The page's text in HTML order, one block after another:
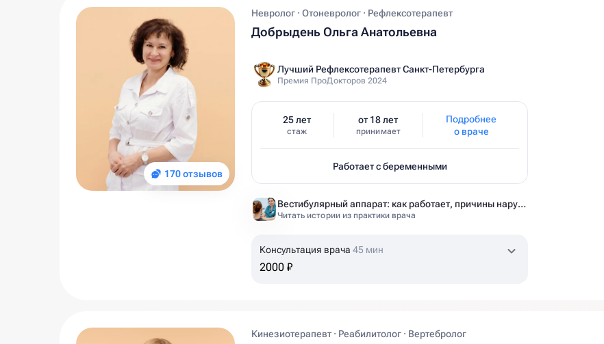
170 отзывов
Невролог · Отоневролог · Рефлексотерапевт
Добрыдень Ольга Анатольевна
Лучший Рефлексотерапевт Санкт-Петербурга
Премия ПроДокторов 2024
25 лет
стаж
от 18 лет
принимает
Подробнее
о враче
Работает с беременными
Вестибулярный аппарат: как работает, причины нарушений и как тренировать?
Читать истории из практики врача
Консультация врача 45 мин
2000 ₽
Кинезиотерапевт · Реабилитолог · Вертебролог